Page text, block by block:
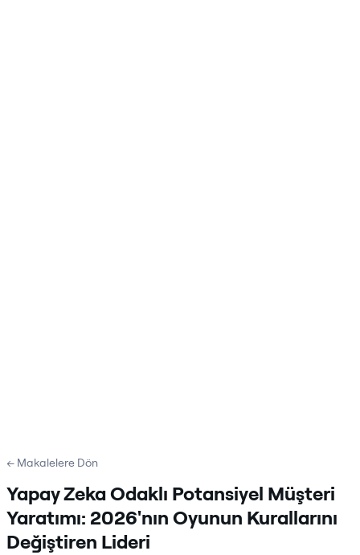
← Makalelere Dön
Yapay Zeka Odaklı Potansiyel Müşteri
Yaratımı: 2026'nın Oyunun Kurallarını
Değiştiren Lideri